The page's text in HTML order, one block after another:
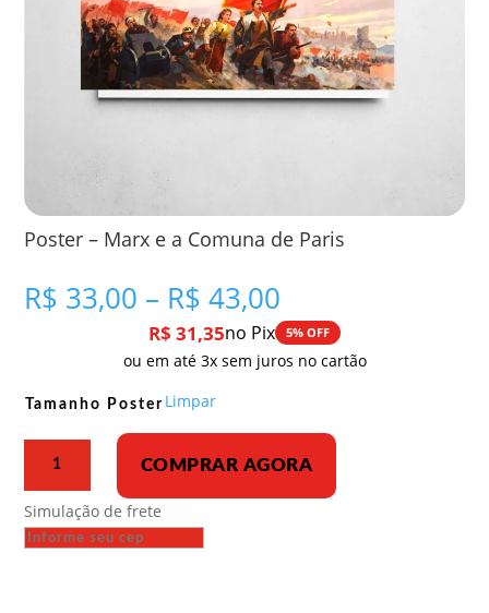
Poster – Marx e a Comuna de Paris
R$ 33,00 – R$ 43,00
de
preço:
R$ 33,00
R$ 31,35no Pix 5% OFF
ou em até 3x sem juros no cartão
Tamanho Poster Limpar
e
a
COMPRAR AGORA
Simulação de frete